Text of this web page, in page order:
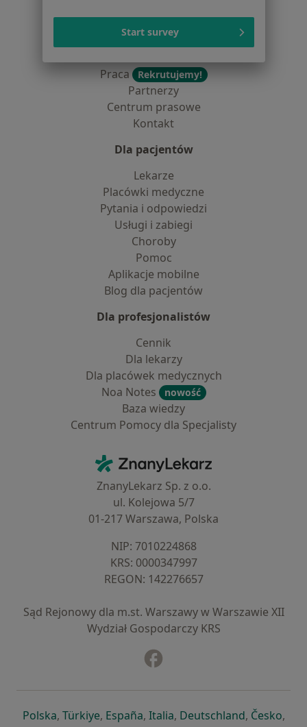
Dostępność
Praca
Rekrutujemy!
Partnerzy
Centrum prasowe
Kontakt
Dla pacjentów
Lekarze
Placówki medyczne
Pytania i odpowiedzi
Usługi i zabiegi
Choroby
Pomoc
Aplikacje mobilne
Blog dla pacjentów
Dla profesjonalistów
Cennik
Dla lekarzy
Dla placówek medycznych
Noa Notes
nowość
Baza wiedzy
Centrum Pomocy dla Specjalisty
ZnanyLekarz - Strona główna
ZnanyLekarz Sp. z o.o.
ul. Kolejowa 5/7
01-217 Warszawa, Polska
NIP: ⁠7010224868
KRS: ⁠0000347997
REGON: ⁠142276657
Sąd Rejonowy dla m.st. Warszawy w Warszawie XII
Wydział Gospodarczy KRS
Polskaotwiera się w nowej karcie
, Türkiyeotwiera się w nowej karcie
, Españaotwiera się w nowej karcie
, Italiaotwiera się w nowej
, Deutschlandotwiera się
, Česko,
Start survey